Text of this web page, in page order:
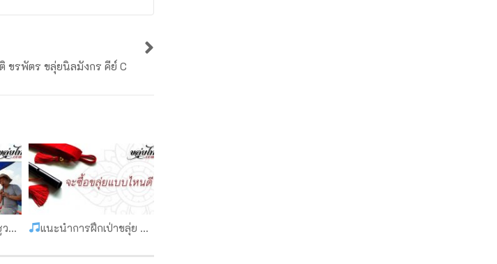
ขรพัตร ขลุ่ยนิลมังกร คีย์ C
C แนะนำการฝึกเป่าขลุ่ย ep.3 จะซื้อขลุ่ยแบบไหนดี | ขลุ่ยไทยดอทคอม